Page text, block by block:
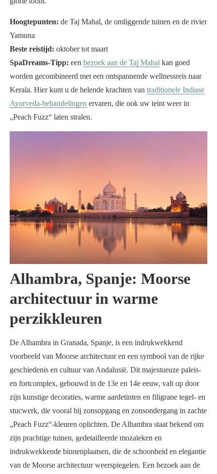
Hoogtepunten: de Taj Mahal, de omliggende tuinen en de rivier
Yamuna
Beste reistijd: oktober tot maart
SpaDreams-Tipp: een bezoek aan de Taj Mahal kan goed
worden gecombineerd met een ontspannende wellnessreis naar
Kerala. Hier kunt u de helende krachten van traditionele Indiase
Ayurveda-behandelingen ervaren, die ook uw teint weer in
„Peach Fuzz“ laten stralen.
Alhambra, Spanje: Moorse
architectuur in warme
perzikkleuren
De Alhambra in Granada, Spanje, is een indrukwekkend
voorbeeld van Moorse architectuur en een symbool van de rijke
geschiedenis en cultuur van Andalusië. Dit majestueuze paleis-
en fortcomplex, gebouwd in de 13e en 14e eeuw, valt op door
zijn kunstige decoraties, warme aardetinten en filigrane tegel- en
stucwerk, die vooral bij zonsopgang en zonsondergang in zachte
„Peach Fuzz“-kleuren oplichten. De Alhambra staat bekend om
zijn prachtige tuinen, gedetailleerde mozaïeken en
indrukwekkende binnenplaatsen, die de schoonheid en elegantie
van de Moorse architectuur weerspiegelen. Een bezoek aan de